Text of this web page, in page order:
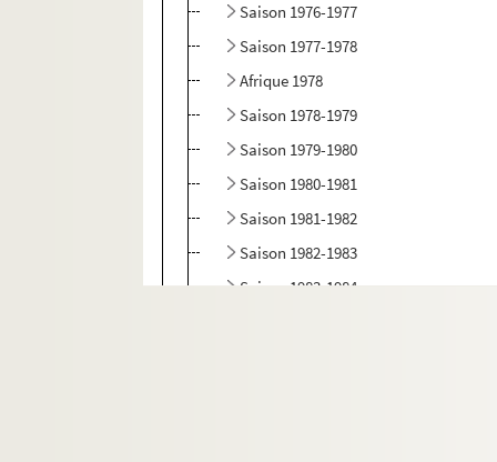
Saison 1976-1977
Saison 1977-1978
Afrique 1978
Saison 1978-1979
Saison 1979-1980
Saison 1980-1981
Saison 1981-1982
Saison 1982-1983
Saison 1983-1984